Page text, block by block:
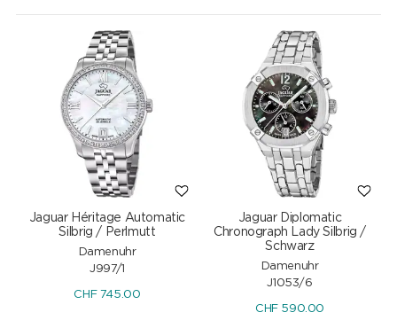
Jaguar Héritage Automatic
Silbrig / Perlmutt
Damenuhr
J997/1
CHF 745.00
Jaguar Diplomatic
Chronograph Lady Silbrig /
Schwarz
Damenuhr
J1053/6
CHF 590.00